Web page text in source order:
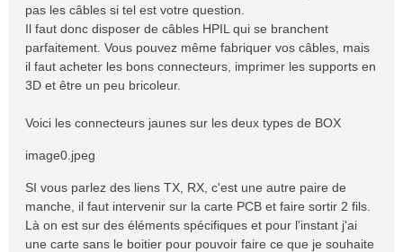
pas les câbles si tel est votre question.
Il faut donc disposer de câbles HPIL qui se branchent
parfaitement. Vous pouvez même fabriquer vos câbles, mais
il faut acheter les bons connecteurs, imprimer les supports en
3D et être un peu bricoleur.
Voici les connecteurs jaunes sur les deux types de BOX
image0.jpeg
SI vous parlez des liens TX, RX, c'est une autre paire de
manche, il faut intervenir sur la carte PCB et faire sortir 2 fils.
Là on est sur des éléments spécifiques et pour l'instant j'ai
une carte sans le boitier pour pouvoir faire ce que je souhaite